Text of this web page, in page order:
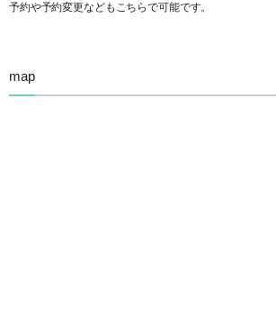
予約や予約変更などもこちらで可能です。
map